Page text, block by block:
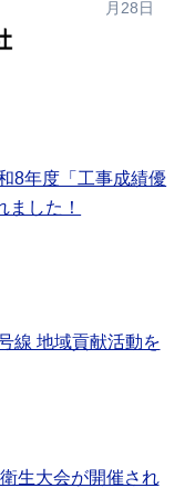
月28日
8年度「工事成績優
ました！
線 地域貢献活動を
生大会が開催され